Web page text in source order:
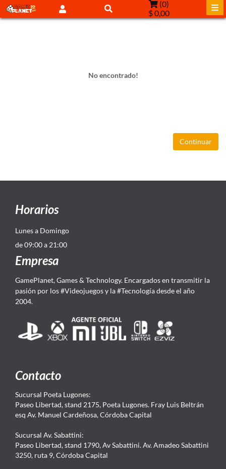
(0)
$ 0,00
No encontrado!
Continuar
Horarios
Lunes a Domingo
de 09:00 a 21:00
Empresa
GamePlanet, Games & Technology. Encargados en transmitir la
pasión por los #Videojuegos y la #Tecnología desde el año
2004.
Contacto
Sucursal Poeta Lugones:
Paseo Libertad, stand 2175, Poeta Lugones. Fray Luis Beltrán
esq Av. Manuel Cardeñosa, Córdoba Capital
Sucursal Av. Sabattini:
Paseo Libertad, stand 1790, Av Sabattini. Av. Amadeo Sabattini
3250, ruta 9, Córdoba Capital